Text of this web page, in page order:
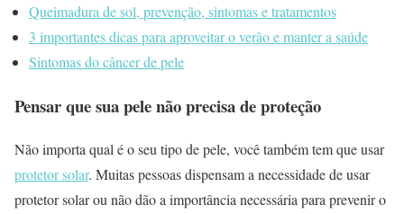
Queimadura de sol, prevenção, sintomas e tratamentos
3 importantes dicas para aproveitar o verão e manter a saúde
Sintomas do câncer de pele
Pensar que sua pele não precisa de proteção
Não importa qual é o seu tipo de pele, você também tem que usar
protetor solar. Muitas pessoas dispensam a necessidade de usar
protetor solar ou não dão a importância necessária para prevenir o